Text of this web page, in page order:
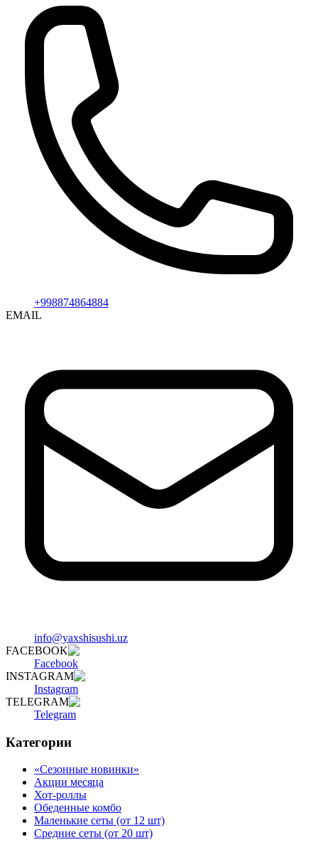
+998874864884
EMAIL
info@yaxshisushi.uz
FACEBOOK
Facebook
INSTAGRAM
Instagram
TELEGRAM
Telegram
Категории
«Сезонные новинки»
Акции месяца
Хот-роллы
Обеденные комбо
Маленькие сеты (от 12 шт)
Средние сеты (от 20 шт)